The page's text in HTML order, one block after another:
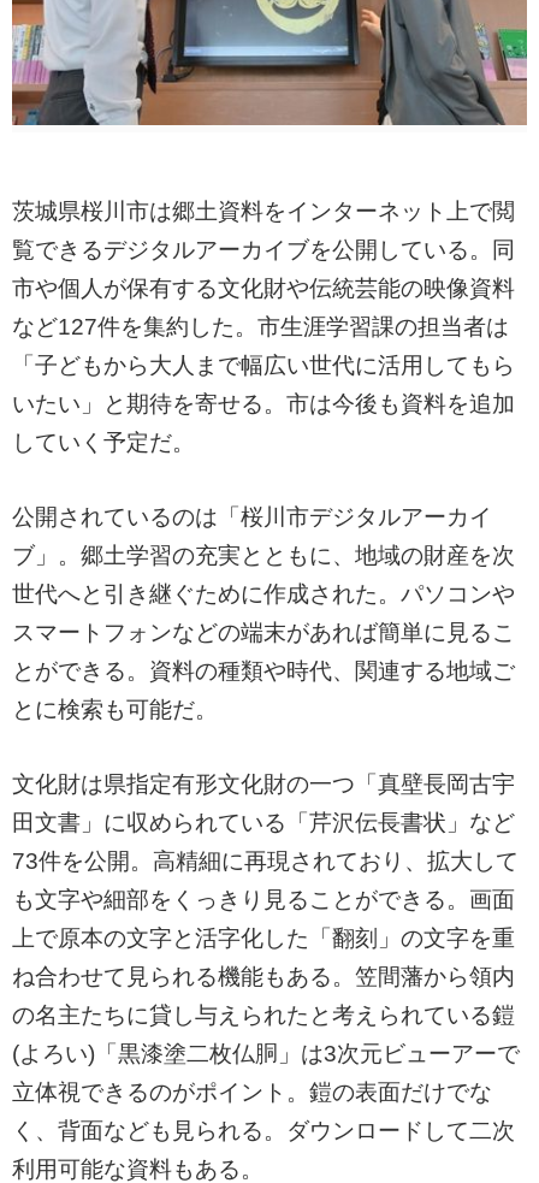
茨城県桜川市は郷土資料をインターネット上で閲
覧できるデジタルアーカイブを公開している。同
市や個人が保有する文化財や伝統芸能の映像資料
など127件を集約した。市生涯学習課の担当者は
「子どもから大人まで幅広い世代に活用してもら
いたい」と期待を寄せる。市は今後も資料を追加
していく予定だ。
公開されているのは「桜川市デジタルアーカイ
ブ」。郷土学習の充実とともに、地域の財産を次
世代へと引き継ぐために作成された。パソコンや
スマートフォンなどの端末があれば簡単に見るこ
とができる。資料の種類や時代、関連する地域ご
とに検索も可能だ。
文化財は県指定有形文化財の一つ「真壁長岡古宇
田文書」に収められている「芹沢伝長書状」など
73件を公開。高精細に再現されており、拡大して
も文字や細部をくっきり見ることができる。画面
上で原本の文字と活字化した「翻刻」の文字を重
ね合わせて見られる機能もある。笠間藩から領内
の名主たちに貸し与えられたと考えられている鎧
(よろい)「黒漆塗二枚仏胴」は3次元ビューアーで
立体視できるのがポイント。鎧の表面だけでな
く、背面なども見られる。ダウンロードして二次
利用可能な資料もある。